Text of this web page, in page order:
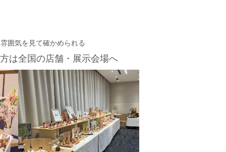
囲気を見て確かめられる
は全国の店舗・展示会場へ